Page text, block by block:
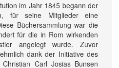
im Jahr 1845 begann der
für seine Mitglieder eine
Büchersammlung war die
für die in Rom wirkenden
angelegt wurde. Zuvor
dank der Initiative des
Carl Josias Bunsen